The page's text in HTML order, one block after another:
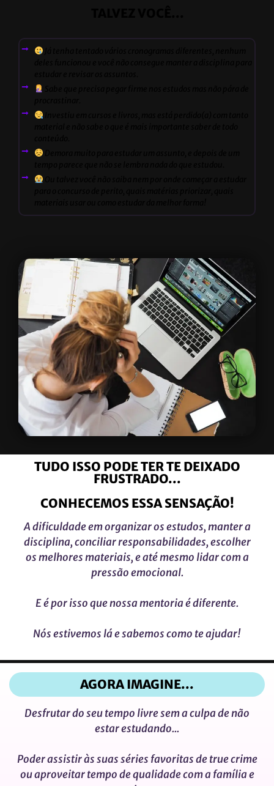
TUDO ISSO PODE TER TE DEIXADO
FRUSTRADO...
CONHECEMOS ESSA SENSAÇÃO!
A dificuldade em organizar os estudos, manter a
disciplina, conciliar responsabilidades, escolher
os melhores materiais, e até mesmo lidar com a
pressão emocional.
E é por isso que nossa mentoria é diferente.
Nós estivemos lá e sabemos como te ajudar!
AGORA IMAGINE...
Desfrutar do seu tempo livre sem a culpa de não
estar estudando...
Poder assistir às suas séries favoritas de true crime
ou aproveitar tempo de qualidade com a família e